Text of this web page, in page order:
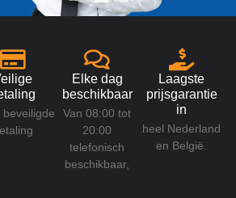
beveiligde
Elke dag
beschikbaar
Van 08:00 tot
20:00
telefonisch
beschikbaar,
Laagste
prijsgarantie
in
heel Nederland
en België.